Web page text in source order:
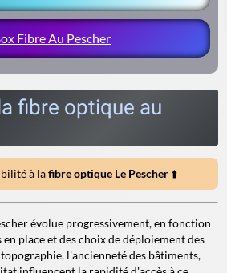
Fibre Au Pescher
fibre optique au
à lafibre optique Le Pescher⬆️
évolue progressivement, en fonction
place et des choix de déploiement des
l'ancienneté des bâtiments,